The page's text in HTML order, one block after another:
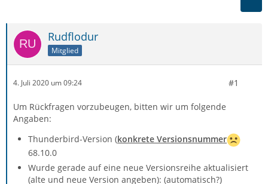
Rudflodur
Mitglied
4. Juli 2020 um 09:24 #1
Um Rückfragen vorzubeugen, bitten wir um folgende
Angaben:
Thunderbird-Version (konkrete Versionsnummer
68.10.0
Wurde gerade auf eine neue Versionsreihe aktualisiert
(alte und neue Version angeben): (automatisch?)